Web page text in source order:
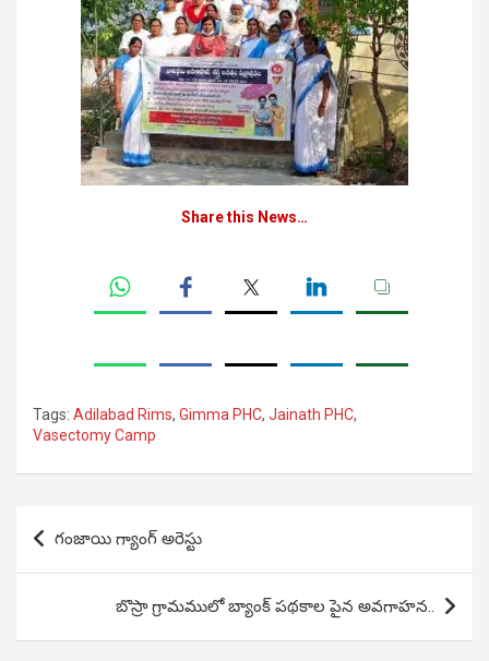
Share this News…
Tags: Adilabad Rims, Gimma PHC, Jainath PHC,
Vasectomy Camp
Post
navigation
గంజాయి గ్యాంగ్ అరెస్టు
బొస్రా గ్రామములో బ్యాంక్ పథకాల పైన అవగాహన..